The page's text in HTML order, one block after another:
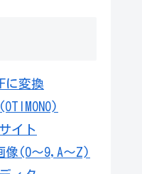
に変換
イト
像(0～9,A～Z)